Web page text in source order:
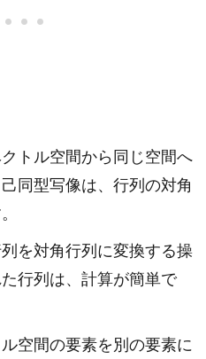
トル空間から同じ空間へ
同型写像は、行列の対角
を対角行列に変換する操
行列は、計算が簡単で
空間の要素を別の要素に